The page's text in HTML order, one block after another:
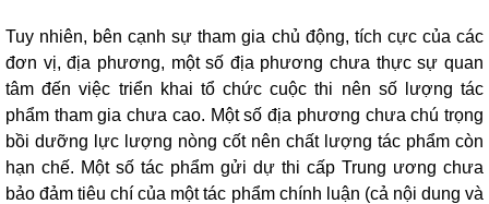
Tuy nhiên, bên cạnh sự tham gia chủ động, tích cực của các
đơn vị, địa phương, một số địa phương chưa thực sự quan
tâm đến việc triển khai tổ chức cuộc thi nên số lượng tác
phẩm tham gia chưa cao. Một số địa phương chưa chú trọng
bồi dưỡng lực lượng nòng cốt nên chất lượng tác phẩm còn
hạn chế. Một số tác phẩm gửi dự thi cấp Trung ương chưa
bảo đảm tiêu chí của một tác phẩm chính luận (cả nội dung và